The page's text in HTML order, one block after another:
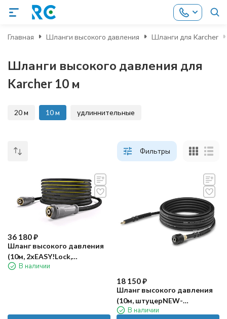
Главная Шланги высокого давления Шланги для Karcher
Шланги высокого давления для
Karcher 10 м
20 м 10 м удлиннительные
Фильтры
36 180₽
Шланг высокого давления
(10м, 2хEASY!Lock,
ANTI!Twist, Longlife) Karcher
В наличии
18 150₽
Шланг высокого давления
(10м, штуцерNEW-
байонетNEW) Karcher
В наличии